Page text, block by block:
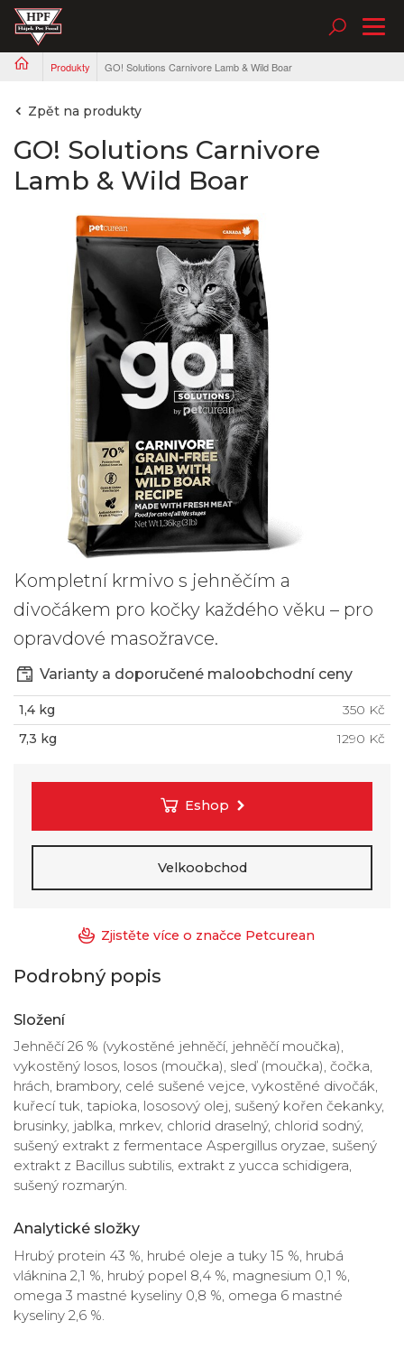
Produkty GO! Solutions Carnivore Lamb & Wild Boar
Zpět na produkty
GO! Solutions Carnivore
Lamb & Wild Boar
Kompletní krmivo s jehněčím a
divočákem pro kočky každého věku – pro
opravdové masožravce.
Varianty a doporučené maloobchodní ceny
1,4 kg
350 Kč
7,3 kg
1290 Kč
Eshop
Velkoobchod
Zjistěte více o značce Petcurean
Podrobný popis
Složení
Jehněčí 26 % (vykostěné jehněčí, jehněčí moučka),
vykostěný losos, losos (moučka), sleď (moučka), čočka,
hrách, brambory, celé sušené vejce, vykostěné divočák,
kuřecí tuk, tapioka, lososový olej, sušený kořen čekanky,
brusinky, jablka, mrkev, chlorid draselný, chlorid sodný,
sušený extrakt z fermentace Aspergillus oryzae, sušený
extrakt z Bacillus subtilis, extrakt z yucca schidigera,
sušený rozmarýn.
Analytické složky
Hrubý protein 43 %, hrubé oleje a tuky 15 %, hrubá
vláknina 2,1 %, hrubý popel 8,4 %, magnesium 0,1 %,
omega 3 mastné kyseliny 0,8 %, omega 6 mastné
kyseliny 2,6 %.